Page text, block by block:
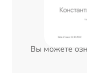
Вы можете